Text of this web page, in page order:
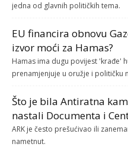
jedna od glavnih političkih tema.
EU financira obnovu
izvor moći za Hamas?
Hamas ima dugu povijest 'krađe'
prenamjenjuje u oružje i političku
Što je bila Antiratna
nastali Documenta i
ARK je često prešućivao ili
nametnut.